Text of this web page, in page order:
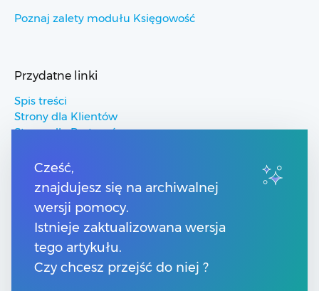
Poznaj zalety modułu Księgowość
Przydatne linki
Spis treści
Strony dla Klientów
Strony dla Partnerów
Pomoc Comarch Betterfly
Pomoc Comarch e-Sklep
Pomoc Comarch HRM
Kontakt
Numery telefonów
Znajdź Partnera Comarch
Cześć,
znajdujesz się na archiwalnej
wersji pomocy.
Istnieje zaktualizowana wersja
tego artykułu.
Czy chcesz przejść do niej ?